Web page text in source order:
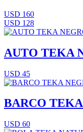
USD 160
USD 128
AUTO TEKA
USD 45
BARCO
USD 60